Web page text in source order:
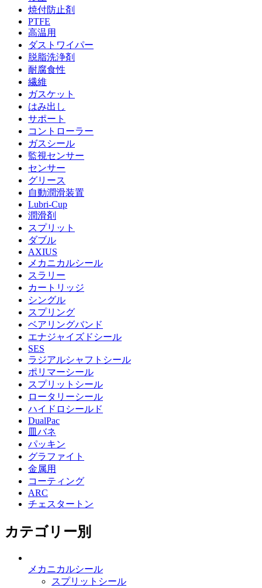
焼付防止剤
PTFE
高温用
ダストワイパー
脱脂洗浄剤
耐腐食性
繊維
ガスケット
はみ出し
サポート
コントローラー
ガスシール
監視センサー
センサー
グリース
自動潤滑装置
Lubri-Cup
潤滑剤
スプリット
ダブル
AXIUS
メカニカルシール
スラリー
カートリッジ
シングル
スプリング
ベアリングバンド
エナジャイズドシール
SES
ラジアルシャフトシール
ポリマーシール
スプリットシール
ロータリーシール
ハイドロシールド
DualPac
皿バネ
パッキン
グラファイト
金属用
コーティング
ARC
チェスタートン
カテゴリー別
メカニカルシール
スプリットシール